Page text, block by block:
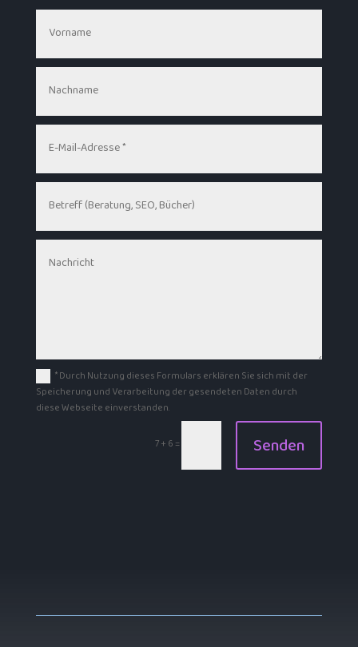
* Durch Nutzung dieses Formulars erklären Sie sich mit der
Speicherung und Verarbeitung der gesendeten Daten durch
diese Webseite einverstanden.
7 + 6= Senden